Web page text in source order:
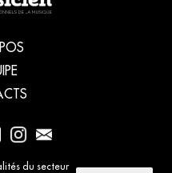
du secteur
00